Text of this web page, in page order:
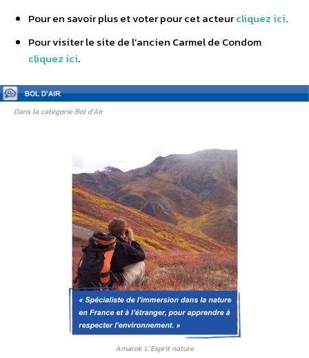
Pour en savoir plus et voter pour cet acteurcliquez ici.
Pour visiter le site de l’ancien Carmel de Condom
cliquez ici.
Dans la catégorie Bol d’Air
Amarok L’Esprit nature